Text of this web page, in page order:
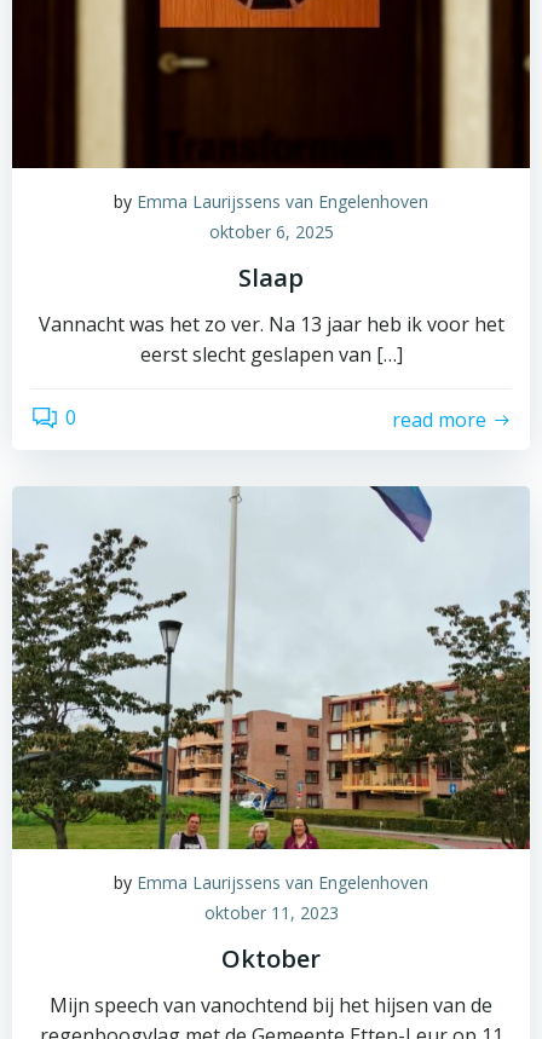
by Emma Laurijssens van Engelenhoven
oktober 6, 2025
Slaap
Vannacht was het zo ver. Na 13 jaar heb ik voor het
eerst slecht geslapen van […]
0 read more
by Emma Laurijssens van Engelenhoven
oktober 11, 2023
Oktober
Mijn speech van vanochtend bij het hijsen van de